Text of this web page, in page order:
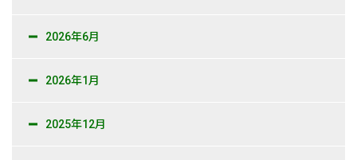
2026年6月
2026年1月
2025年12月